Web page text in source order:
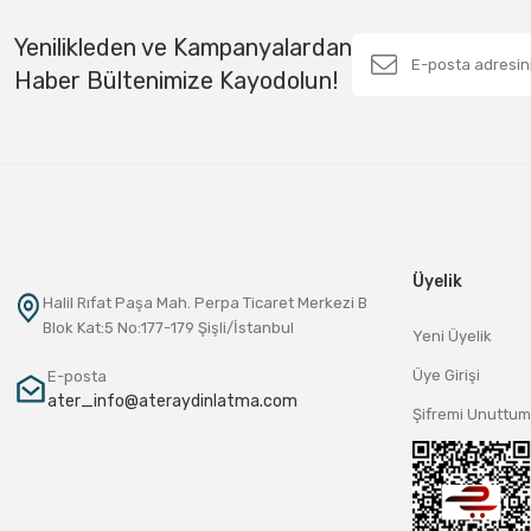
Yenilikleden ve Kampanyalardan
Haber Bültenimize Kayodolun!
Halil Rıfat Paşa Mah. Perpa Ticaret Merkezi B
Blok Kat:5 No:177-179 Şişli/İstanbul
E-posta
ater_info@ateraydinlatma.com
Üyelik
Yeni Üyelik
Üye Girişi
Şifremi Unuttum